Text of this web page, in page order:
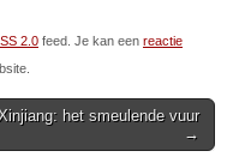
2.0 feed. Je kan een reactie
het smeulende vuur
→